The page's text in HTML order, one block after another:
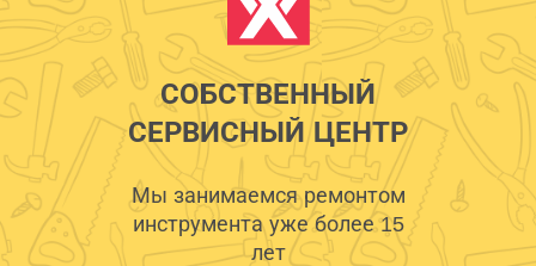
СОБСТВЕННЫЙ
СЕРВИСНЫЙ ЦЕНТР
Мы занимаемся ремонтом
инструмента уже более 15
лет